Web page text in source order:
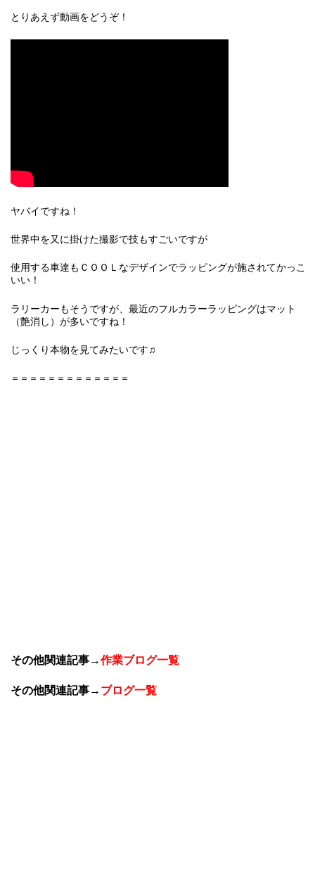
とりあえず動画をどうぞ！
ヤバイですね！
世界中を又に掛けた撮影で技もすごいですが
使用する車達もＣＯＯＬなデザインでラッピングが施されてかっこ
いい！
ラリーカーもそうですが、最近のフルカラーラッピングはマット
（艶消し）が多いですね！
じっくり本物を見てみたいです♫
＝＝＝＝＝＝＝＝＝＝＝＝＝
その他関連記事→作業ブログ一覧
その他関連記事→ ブログ一覧